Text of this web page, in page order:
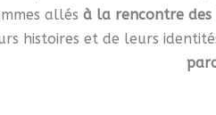
allés à la rencontre
histoires et de leurs